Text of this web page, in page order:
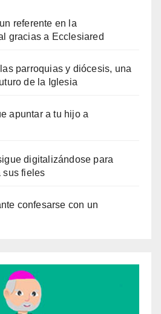
referente en la
gracias a Ecclesiared
parroquias y diócesis, una
de la Iglesia
apuntar a tu hijo a
digitalizándose para
sus fieles
confesarse con un